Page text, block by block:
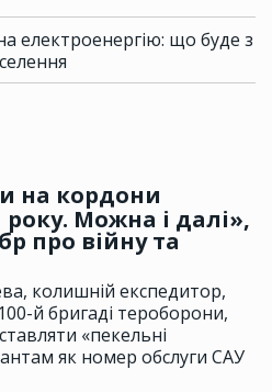
електроенергію: що буде з
на кордони
року. Можна і далі»,
про війну та
колишній експедитор,
й бригаді тероборони,
«пекельні
як номер обслуги САУ